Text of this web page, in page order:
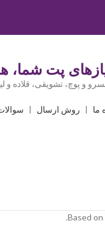
پت شما،
و پوچ، تشویقی، قلاده و
ما روش ارسال
Based on
.